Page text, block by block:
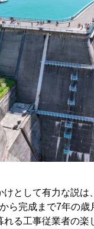
として有力な説
ら完成まで7年の歳
る工事従業者の